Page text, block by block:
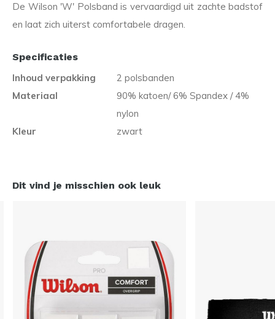
De Wilson 'W' Polsband is vervaardigd uit zachte badstof
en laat zich uiterst comfortabele dragen.
Specificaties
Inhoud verpakking
2 polsbanden
Materiaal
90% katoen/ 6% Spandex / 4%
nylon
Kleur
zwart
Dit vind je misschien ook leuk